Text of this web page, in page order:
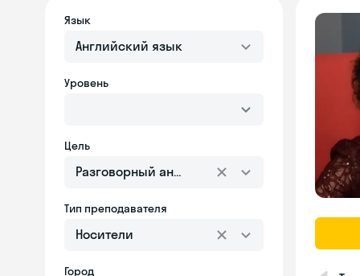
Язык
Английский язык
Уровень
Цель
Разговорный английский
Тип преподавателя
Носители
Город